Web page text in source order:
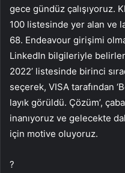
gece gündüz çalışıyoruz.
100 listesinde yer alan ve
68. Endeavour girişimi
LinkedIn bilgileriyle
2022’ listesinde birinci
seçerek, VISA tarafından
layık görüldü. Çözüm’,
inanıyoruz ve gelecekte
için motive oluyoruz.
?